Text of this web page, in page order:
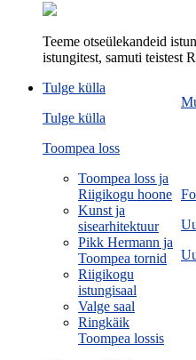
Teeme otseülekandeid
istungitest, samuti teistest
Tulge külla
Tulge külla
Toompea loss
Toompea loss ja
Riigikogu hoone
Kunst ja
sisearhitektuur
Pikk Hermann ja
Toompea tornid
Riigikogu
istungisaal
Valge saal
Ringkäik
Toompea lossis